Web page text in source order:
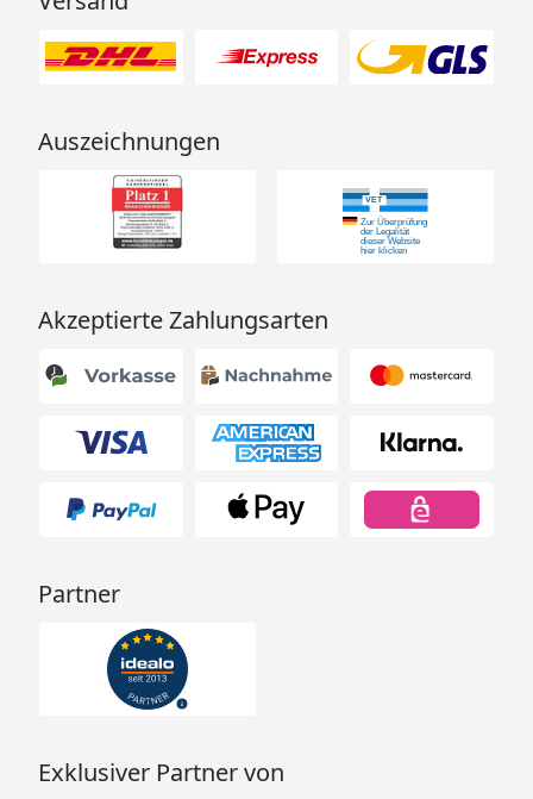
Auszeichnungen
Akzeptierte Zahlungsarten
Partner
Exklusiver Partner von